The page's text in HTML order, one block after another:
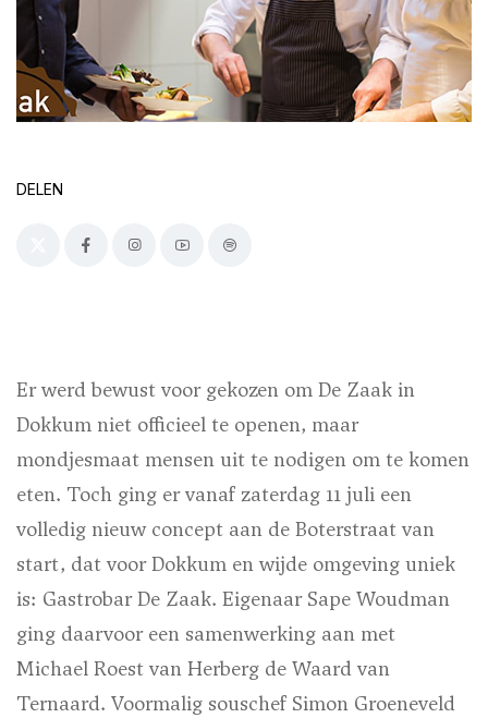
DELEN
Er werd bewust voor gekozen om De Zaak in
Dokkum niet officieel te openen, maar
mondjesmaat mensen uit te nodigen om te komen
eten. Toch ging er vanaf zaterdag 11 juli een
volledig nieuw concept aan de Boterstraat van
start, dat voor Dokkum en wijde omgeving uniek
is: Gastrobar De Zaak. Eigenaar Sape Woudman
ging daarvoor een samenwerking aan met
Michael Roest van Herberg de Waard van
Ternaard. Voormalig souschef Simon Groeneveld